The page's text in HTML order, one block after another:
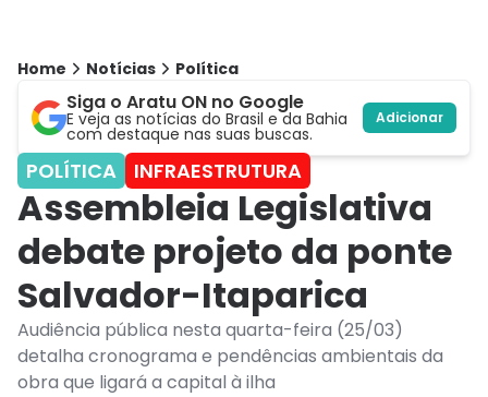
Home Notícias Política
Siga o Aratu ON no Google
E veja as notícias do Brasil e da Bahia
com destaque nas suas buscas.
Adicionar
POLÍTICA INFRAESTRUTURA
Assembleia Legislativa
debate projeto da ponte
Salvador-Itaparica
Audiência pública nesta quarta-feira (25/03)
detalha cronograma e pendências ambientais da
obra que ligará a capital à ilha